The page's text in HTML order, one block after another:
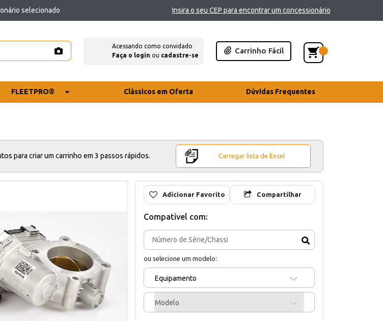
selecionado Insira o seu CEP para encontrar um concessionário
Acessando como convidado
Faça o login ou cadastre-se
Carrinho Fácil
FLEETPRO® Clássicos em Oferta Dúvidas Frequentes
para criar um carrinho em 3 passos rápidos. Carregar lista de Excel
Adicionar Favorito Compartilhar
Compativel com:
ou selecione um modelo:
Equipamento
Modelo